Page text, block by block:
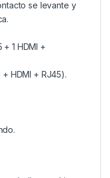
se levante y
+ 1 HDMI +
HDMI + RJ45).